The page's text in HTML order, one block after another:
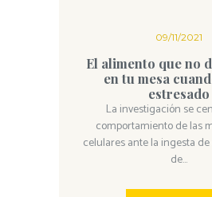
09/11/2021
El alimento que no
en tu mesa
estresado
La investigación se
comportamiento de las
celulares ante la ingesta
de...